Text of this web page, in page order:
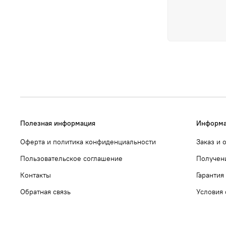
Полезная информация
Оферта и политика конфиденциальности
Пользовательское соглашение
Контакты
Обратная связь
Заказ и
Гарантия
Условия